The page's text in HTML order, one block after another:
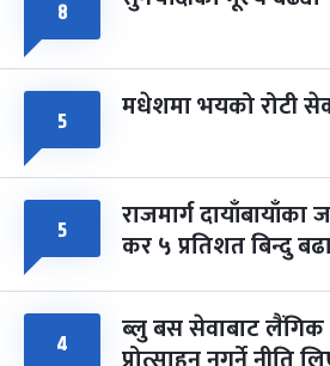
८
५ मधेशमा भयको रोटी
५ राजमार्ग दायाँबायाँका
कर ५ प्रतिशत बिन्दु
४ ब्लु बस सेवाबाट